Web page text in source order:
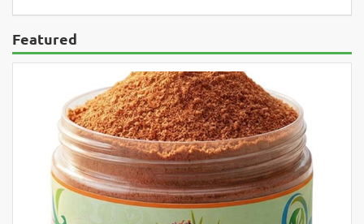
Featured